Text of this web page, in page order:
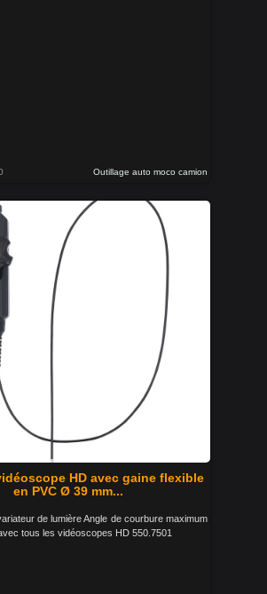
Outillage auto moco camion
HD avec gaine flexible
en PVC Ø 39 mm...
de lumière Angle de courbure maximum
tous les vidéoscopes HD 550.7501